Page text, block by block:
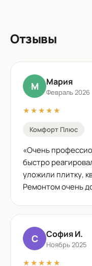
Отзывы
М Мария
Февраль 2026
★★★★★
Комфорт Плюс
«Очень
быстро
уложили плитку,
Ремонтом очень
С София И.
Ноябрь 2025
★★★★★